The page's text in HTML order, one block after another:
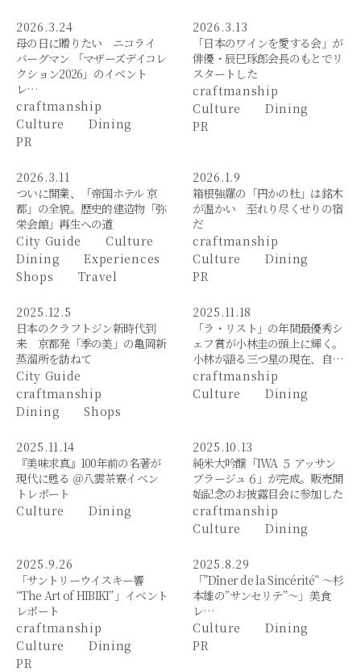
2026.3.24
母の日に贈りたい ニコライ
バーグマン 「マザーズデイコレ
クション2026」のイベント
レ…
craftmanship
Culture
Dining
PR
2026.3.13
「日本のワインを愛する会」が
俳優・辰巳琢郎会長のもとでリ
スタートした
craftmanship
Culture
Dining
PR
2026.3.11
ついに開業、「帝国ホテル 京
都」の全貌。歴史的建造物「弥
栄会館」再生への道
City Guide
Culture
Dining
Experiences
Shops
Travel
2026.1.9
箱根強羅の「円かの杜」は銘木
が温かい 至れり尽くせりの宿
だ
craftmanship
Culture
Dining
PR
2025.12.5
日本のクラフトジン新時代到
来 京都発「季の美」の亀岡新
蒸溜所を訪ねて
City Guide
craftmanship
Dining
Shops
2025.11.18
「ラ・リスト」の年間最優秀シ
ェフ賞が小林圭の頭上に輝く。
小林が語る三つ星の現在、自…
craftmanship
Culture
Dining
2025.11.14
『美味求真』100年前の名著が
現代に甦る ＠八雲茶寮イベン
トレポート
Culture
Dining
2025.10.13
純米大吟醸「IWA ５ アッサン
ブラージュ６」が完成。販売開
始記念のお披露目会に参加した
craftmanship
Culture
Dining
2025.9.26
「サントリーウイスキー響
“The Art of HIBIKI”」イベント
レポート
craftmanship
Culture
Dining
PR
2025.8.29
「”Dîner de la Sincérité” ～杉
本雄の”サンセリテ”～」美食
レ…
Culture
Dining
PR